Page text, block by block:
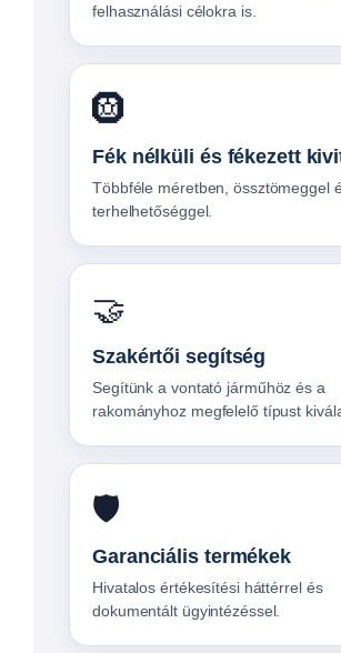
felhasználási célokra is.
🛞
Fék nélküli és fékezett
Többféle méretben, össztömeggel
terhelhetőséggel.
🤝
Szakértői segítség
Segítünk a vontató járműhöz és a
rakományhoz megfelelő típust
🛡️
Garanciális termékek
Hivatalos értékesítési háttérrel és
dokumentált ügyintézéssel.